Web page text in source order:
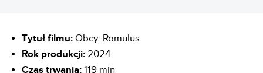
Tytuł filmu: Obcy: Romulus
Rok produkcji: 2024
Czas trwania: 119 min